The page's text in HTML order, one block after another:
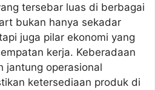
tersebar luas di berbagai
bukan hanya sekadar
juga pilar ekonomi yang
kerja. Keberadaan
jantung operasional
ketersediaan produk di